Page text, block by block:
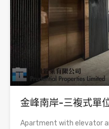
金峰南岸-三複式單
Apartment with elevator